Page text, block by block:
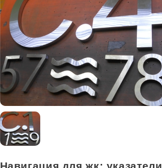
Навигация для жк: указатели